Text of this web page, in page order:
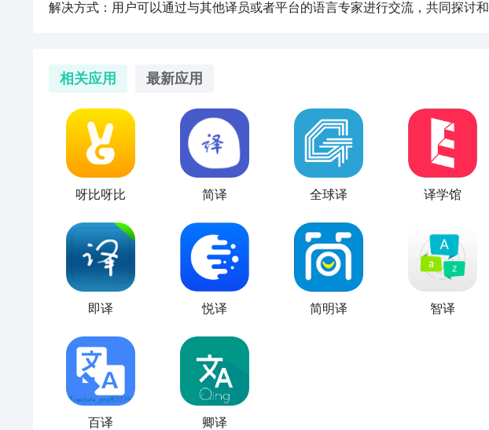
解决方式：用户可以通过与其他译员或者平台的语言专家进行交流，共同探讨
相关应用 最新应用
呀比呀比 简译 全球译 译学馆
即译 悦译 简明译 智译
百译 卿译